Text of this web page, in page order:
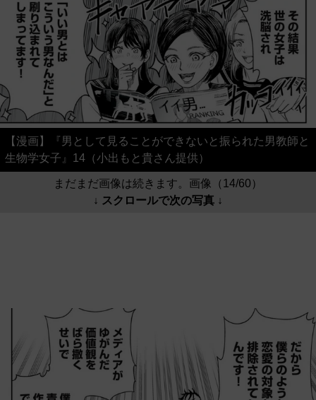
【漫画】『男として見ることができないと振られた男教師と
生物学女子』14（小出もと貴さん提供）
まだまだ画像は続きます。画像（14/60）
↓ スクロールで次の写真 ↓